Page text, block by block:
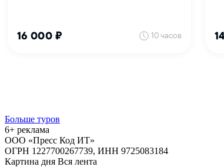
Больше туров
6+ реклама
ООО «Пресс Код ИТ»
ОГРН 1227700267739, ИНН 9725083184
Картина дня Вся лента